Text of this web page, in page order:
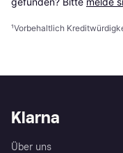
¹Vorbehaltlich
Klarna
Über uns